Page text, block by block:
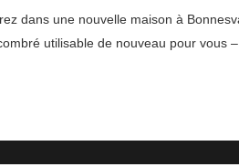
dans une nouvelle maison à
utilisable de nouveau pour vous